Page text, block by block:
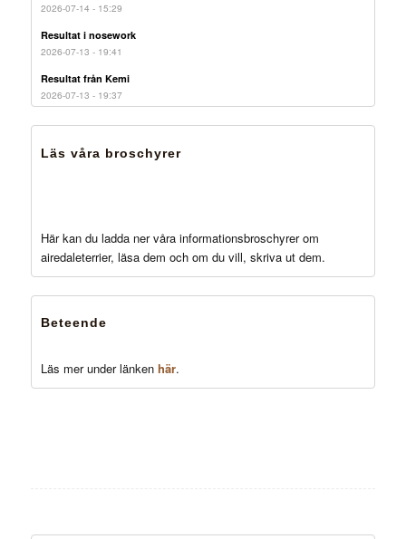
2026-07-14 - 15:29
Resultat i nosework
2026-07-13 - 19:41
Resultat från Kemi
2026-07-13 - 19:37
Läs våra broschyrer
Här kan du ladda ner våra informationsbroschyrer om
airedaleterrier, läsa dem och om du vill, skriva ut dem.
Beteende
Läs mer under länken här.